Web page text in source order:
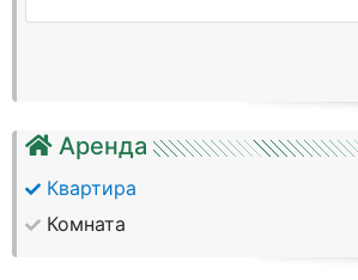
Аренда
Квартира
Комната